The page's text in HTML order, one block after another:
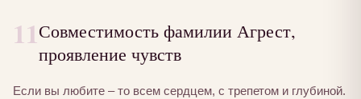
11Совместимость фамилии Агрест,
проявление чувств
Если вы любите – то всем сердцем, с трепетом и глубиной.